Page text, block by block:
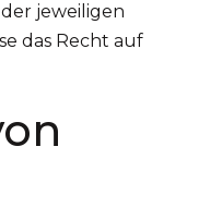
jeweiligen
das Recht auf